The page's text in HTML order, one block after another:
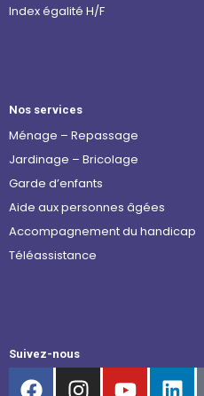
Index égalité H/F
Nos services
Ménage – Repassage
Jardinage – Bricolage
Garde d’enfants
Aide aux personnes âgées
Accompagnement du handicap
Téléassistance
Suivez-nous